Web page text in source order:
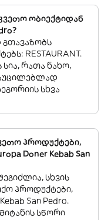
ობიექტიდან
გთავაზობს
RESTAURANT.
რათა ნახო,
აუცილებლად
სხვა
პროდუქტები,
Doner Kebab San
სხვის
პროდუქტები,
San Pedro.
სწორი